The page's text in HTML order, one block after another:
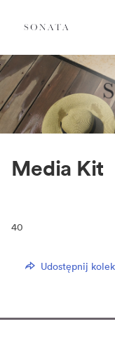
Media Kit
40
Udostępnij